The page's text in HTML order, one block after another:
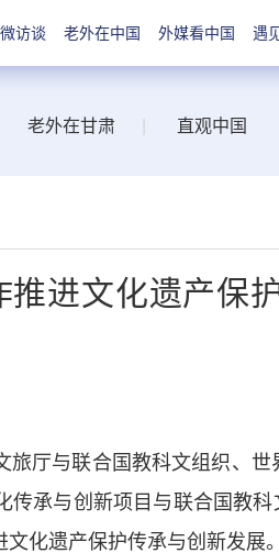
访谈 老外在中国 外媒看中国 遇
老外在甘肃 直观中国
进文化遗产保
厅与联合国教科文组织、世
承与创新项目与联合国教
化遗产保护传承与创新发展。